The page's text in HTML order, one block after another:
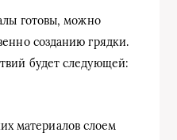
готовы, можно
созданию грядки.
будет следующей:
материалов слоем